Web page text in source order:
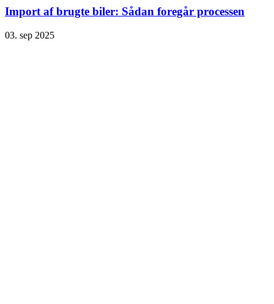
Import af brugte biler: Sådan foregår processen
03. sep 2025